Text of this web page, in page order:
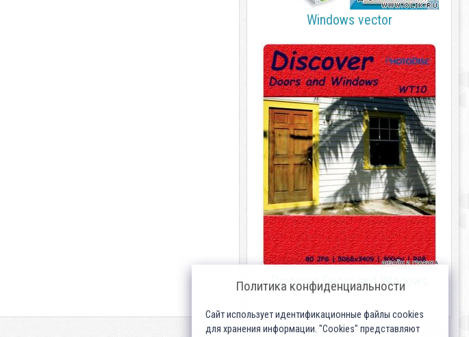
Windows vector
Discover Doors and Windows
Политика конфиденциальности
Сайт использует идентификационные файлы cookies
для хранения информации. "Cookies" представляют